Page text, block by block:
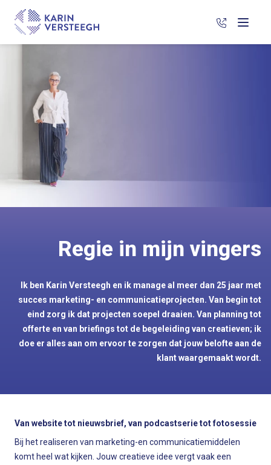
Menu
06 266 88
Regie in mijn vingers
Ik ben Karin Versteegh en ik manage al meer dan 25 jaar met
succes marketing- en communicatieprojecten. Van begin tot
eind zorg ik dat projecten soepel draaien. Van planning tot
offerte en van briefings tot de begeleiding van creatieven; ik
doe er alles aan om ervoor te zorgen dat jouw belofte aan de
klant waargemaakt wordt.
Van website tot nieuwsbrief, van podcastserie tot fotosessie
Bij het realiseren van marketing-en communicatiemiddelen
komt heel wat kijken. Jouw creatieve idee vergt vaak een